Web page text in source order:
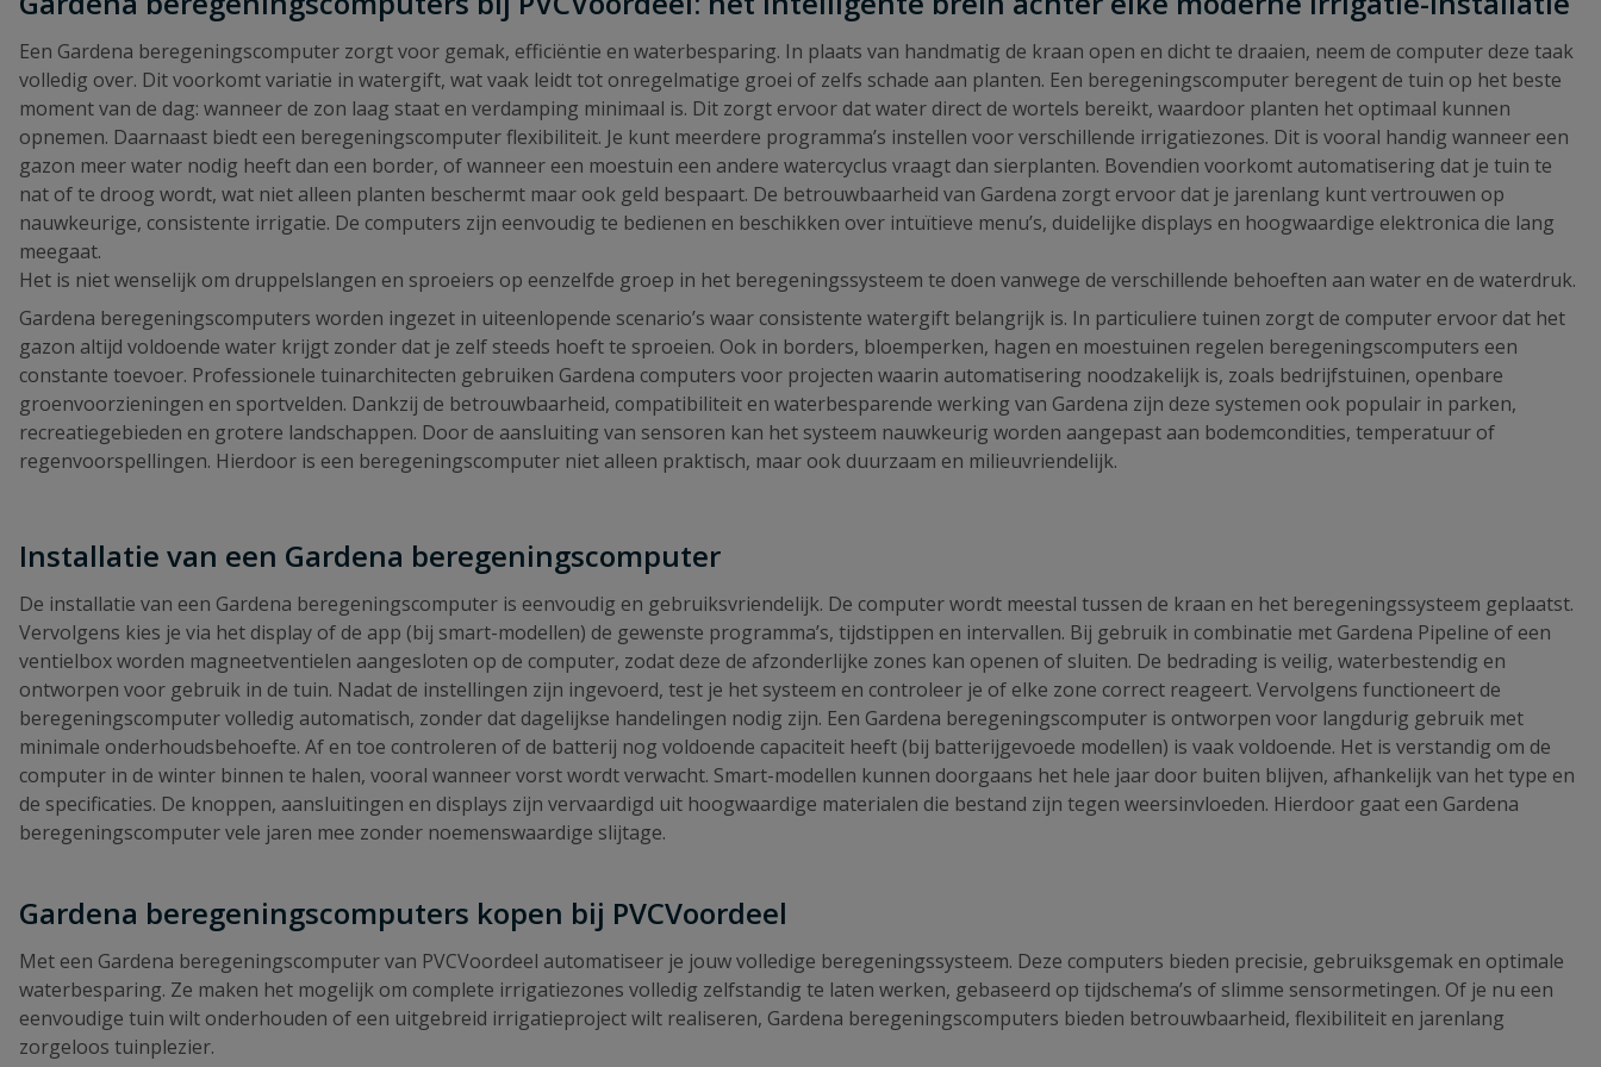
Een Gardena beregeningscomputer zorgt voor gemak, efficiëntie en waterbesparing. In plaats van handmatig de kraan open en dicht te draaien, neem de computer deze taak
volledig over. Dit voorkomt variatie in watergift, wat vaak leidt tot onregelmatige groei of zelfs schade aan planten. Een beregeningscomputer beregent de tuin op het beste
moment van de dag: wanneer de zon laag staat en verdamping minimaal is. Dit zorgt ervoor dat water direct de wortels bereikt, waardoor planten het optimaal kunnen
opnemen. Daarnaast biedt een beregeningscomputer flexibiliteit. Je kunt meerdere programma’s instellen voor verschillende irrigatiezones. Dit is vooral handig wanneer een
gazon meer water nodig heeft dan een border, of wanneer een moestuin een andere watercyclus vraagt dan sierplanten. Bovendien voorkomt automatisering dat je tuin te
nat of te droog wordt, wat niet alleen planten beschermt maar ook geld bespaart. De betrouwbaarheid van Gardena zorgt ervoor dat je jarenlang kunt vertrouwen op
nauwkeurige, consistente irrigatie. De computers zijn eenvoudig te bedienen en beschikken over intuïtieve menu’s, duidelijke displays en hoogwaardige elektronica die lang
meegaat.
Het is niet wenselijk om druppelslangen en sproeiers op eenzelfde groep in het beregeningssysteem te doen vanwege de verschillende behoeften aan water en de waterdruk.
Gardena beregeningscomputers worden ingezet in uiteenlopende scenario’s waar consistente watergift belangrijk is. In particuliere tuinen zorgt de computer ervoor dat het
gazon altijd voldoende water krijgt zonder dat je zelf steeds hoeft te sproeien. Ook in borders, bloemperken, hagen en moestuinen regelen beregeningscomputers een
constante toevoer. Professionele tuinarchitecten gebruiken Gardena computers voor projecten waarin automatisering noodzakelijk is, zoals bedrijfstuinen, openbare
groenvoorzieningen en sportvelden. Dankzij de betrouwbaarheid, compatibiliteit en waterbesparende werking van Gardena zijn deze systemen ook populair in parken,
recreatiegebieden en grotere landschappen. Door de aansluiting van sensoren kan het systeem nauwkeurig worden aangepast aan bodemcondities, temperatuur of
regenvoorspellingen. Hierdoor is een beregeningscomputer niet alleen praktisch, maar ook duurzaam en milieuvriendelijk.
Installatie van een Gardena beregeningscomputer
De installatie van een Gardena beregeningscomputer is eenvoudig en gebruiksvriendelijk. De computer wordt meestal tussen de kraan en het beregeningssysteem geplaatst.
Vervolgens kies je via het display of de app (bij smart-modellen) de gewenste programma’s, tijdstippen en intervallen. Bij gebruik in combinatie met Gardena Pipeline of een
ventielbox worden magneetventielen aangesloten op de computer, zodat deze de afzonderlijke zones kan openen of sluiten. De bedrading is veilig, waterbestendig en
ontworpen voor gebruik in de tuin. Nadat de instellingen zijn ingevoerd, test je het systeem en controleer je of elke zone correct reageert. Vervolgens functioneert de
beregeningscomputer volledig automatisch, zonder dat dagelijkse handelingen nodig zijn. Een Gardena beregeningscomputer is ontworpen voor langdurig gebruik met
minimale onderhoudsbehoefte. Af en toe controleren of de batterij nog voldoende capaciteit heeft (bij batterijgevoede modellen) is vaak voldoende. Het is verstandig om de
computer in de winter binnen te halen, vooral wanneer vorst wordt verwacht. Smart-modellen kunnen doorgaans het hele jaar door buiten blijven, afhankelijk van het type en
de specificaties. De knoppen, aansluitingen en displays zijn vervaardigd uit hoogwaardige materialen die bestand zijn tegen weersinvloeden. Hierdoor gaat een Gardena
beregeningscomputer vele jaren mee zonder noemenswaardige slijtage.
Gardena beregeningscomputers kopen bij PVCVoordeel
Met een Gardena beregeningscomputer van PVCVoordeel automatiseer je jouw volledige beregeningssysteem. Deze computers bieden precisie, gebruiksgemak en optimale
waterbesparing. Ze maken het mogelijk om complete irrigatiezones volledig zelfstandig te laten werken, gebaseerd op tijdschema’s of slimme sensormetingen. Of je nu een
eenvoudige tuin wilt onderhouden of een uitgebreid irrigatieproject wilt realiseren, Gardena beregeningscomputers bieden betrouwbaarheid, flexibiliteit en jarenlang
zorgeloos tuinplezier.